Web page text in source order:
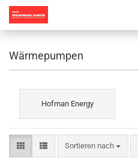
Wärmepumpen
Hofman Energy
Sortieren nach
Sortieren nach